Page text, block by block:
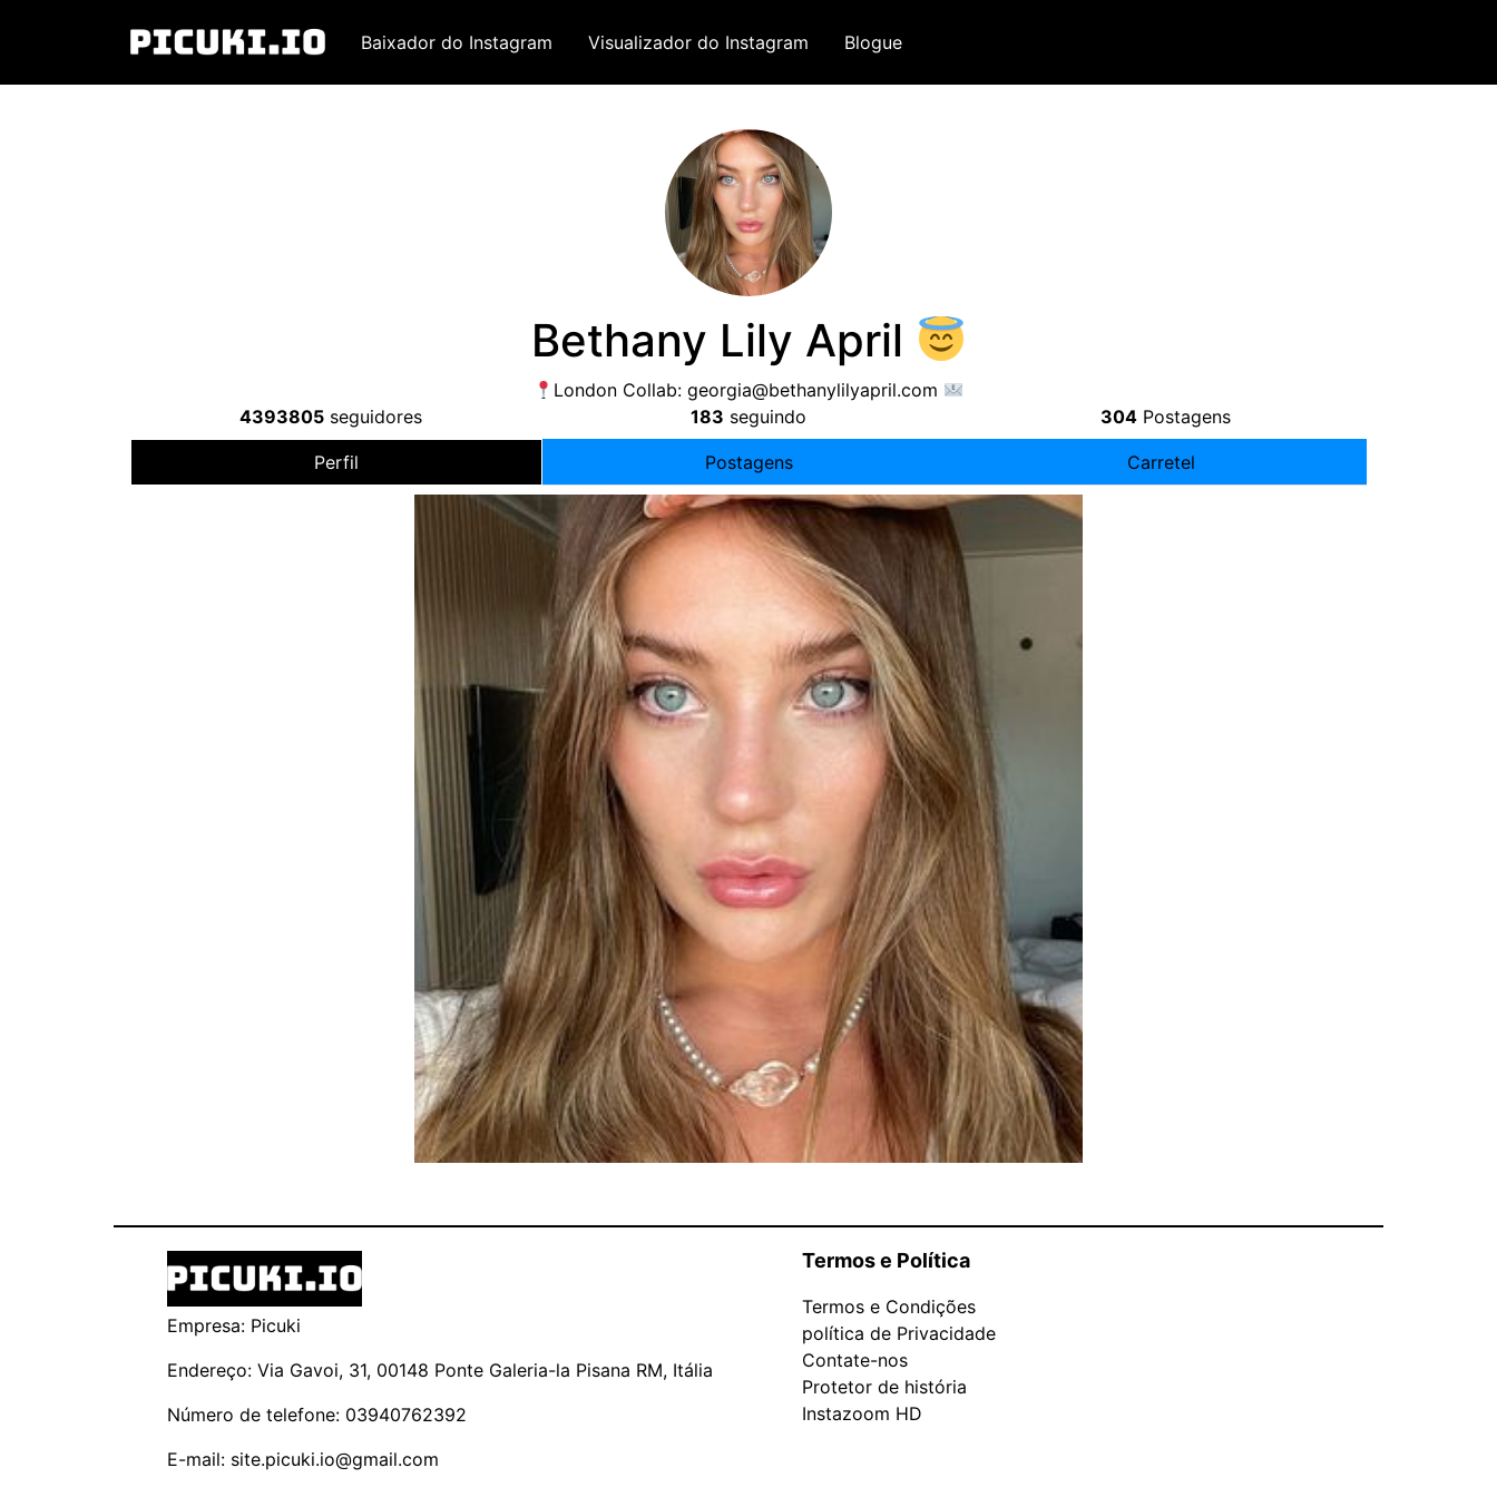
Baixador do Instagram Visualizador do Instagram Blogue
Bethany Lily April
London Collab: georgia@bethanylilyapril.com
4393805 seguidores 183 seguindo 304 Postagens
Perfil Postagens Carretel
Empresa: Picuki
Endereço: Via Gavoi, 31, 00148 Ponte Galeria-la Pisana RM, Itália
Número de telefone: 03940762392
E-mail: site.picuki.io@gmail.com
Termos e Política
Termos e Condições
política de Privacidade
Contate-nos
Protetor de história
Instazoom HD